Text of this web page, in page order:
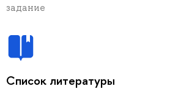
задание
Список литературы